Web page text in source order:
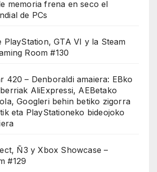
memoria frena en seco el
de PCs
PlayStation, GTA VI y la Steam
Room #130
420 – Denboraldi amaiera: EBko
AliExpressi, AEBetako
Googleri behin betiko zigorra
eta PlayStationeko bideojoko
Ñ3 y Xbox Showcase –
#129